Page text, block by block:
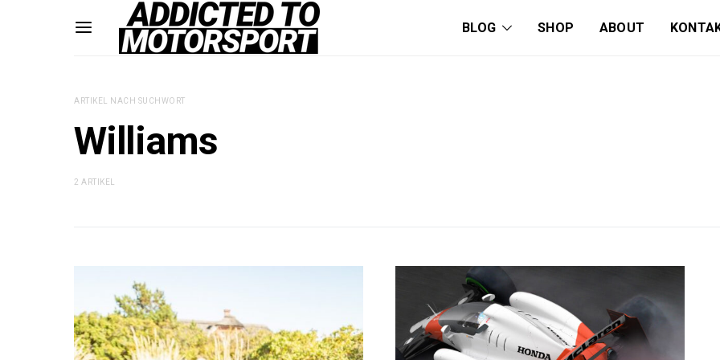
BLOG SHOP ABOUT
ARTIKEL NACH SUCHWORT
Williams
2 ARTIKEL